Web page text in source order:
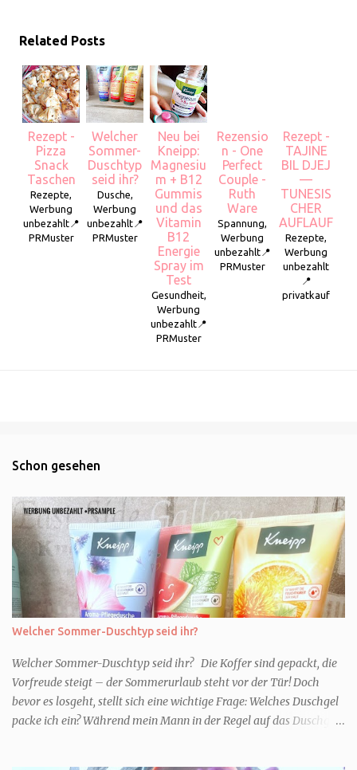
Related Posts
Rezept -
Pizza
Snack
Taschen
Rezepte,
Werbung
unbezahlt📍
PRMuster
Welcher
Sommer-
Duschtyp
seid ihr?
Dusche,
Werbung
unbezahlt📍
PRMuster
Neu bei
Kneipp:
Magnesiu
m + B12
Gummis
und das
Vitamin
B12
Energie
Spray im
Test
Gesundheit,
Werbung
unbezahlt📍
PRMuster
Rezensio
n - One
Perfect
Couple -
Ruth
Ware
Spannung,
Werbung
unbezahlt📍
PRMuster
Rezept -
TAJINE
BIL DJEJ
—
TUNESIS
CHER
AUFLAUF
Rezepte,
Werbung
unbezahlt
📍
privatkauf
Schon gesehen
Welcher Sommer-Duschtyp seid ihr?
Welcher Sommer-Duschtyp seid ihr? Die Koffer sind gepackt, die
Vorfreude steigt – der Sommerurlaub steht vor der Tür! Doch
bevor es losgeht, stellt sich eine wichtige Frage: Welches Duschgel
packe ich ein? Während mein Mann in der Regel auf das Duschgel